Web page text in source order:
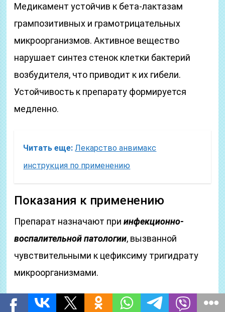
Медикамент устойчив к бета-лактазам
грампозитивных и грамотрицательных
микроорганизмов. Активное вещество
нарушает синтез стенок клетки бактерий
возбудителя, что приводит к их гибели.
Устойчивость к препарату формируется
медленно.
Читать еще: Лекарство анвимакс
инструкция по применению
Показания к применению
Препарат назначают приинфекционно-
воспалительной патологии, вызванной
чувствительными к цефиксиму тригидрату
микроорганизмами.
Инфекции мочевыделительного тракта: